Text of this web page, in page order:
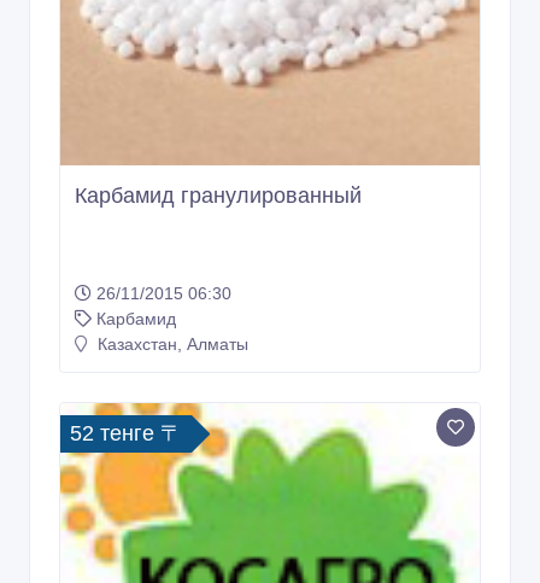
Карбамид гранулированный
26/11/2015 06:30
Карбамид
Казахстан, Алматы
52 тенге 〒